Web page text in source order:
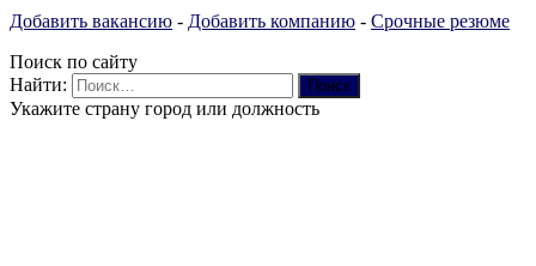
Добавить вакансию - Добавить компанию - Срочные резюме
Поиск по сайту
Найти:
Укажите страну город или должность